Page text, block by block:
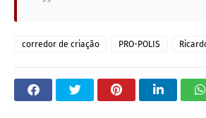
corredor de criação PRO-POLIS